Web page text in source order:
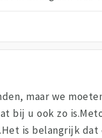
maar we
bij u ook zo
is belangrijk dat